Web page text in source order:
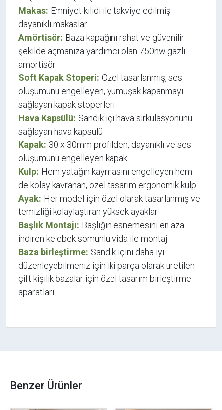
Makas: Emniyet kilidi ile takviye edilmiş
dayanıklı makaslar
Amörtisör: Baza kapağını rahat ve güvenilir
şekilde açmanıza yardımcı olan 750nw gazlı
amörtisör
Soft Kapak Stoperi: Özel tasarlanmış, ses
oluşumunu engelleyen, yumuşak kapanmayı
sağlayan kapak stoperleri
Hava Kapsülü: Sandık içi hava sirkülasyonunu
sağlayan hava kapsülü
Kapak: 30 x 30mm profilden, dayanıklı ve ses
oluşumunu engelleyen kapak
Kulp: Hem yatağın kaymasını engelleyen hem
de kolay kavranan, özel tasarım ergonomik kulp
Ayak: Her model için özel olarak tasarlanmış ve
temizliği kolaylaştıran yüksek ayaklar
Başlık Montajı: Başlığın esnemesini en aza
indiren kelebek somunlu vida ile montaj
Baza birleştirme: Sandık içini daha iyi
düzenleyebilmeniz için iki parça olarak üretilen
çift kişilik bazalar için özel tasarım birleştirme
aparatları
Benzer Ürünler